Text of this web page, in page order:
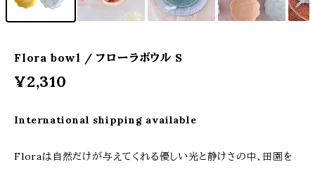
Flora bowl / フローラボウル S
¥2,310
International shipping available
Floraは自然だけが与えてくれる優しい光と静けさの中、田園を